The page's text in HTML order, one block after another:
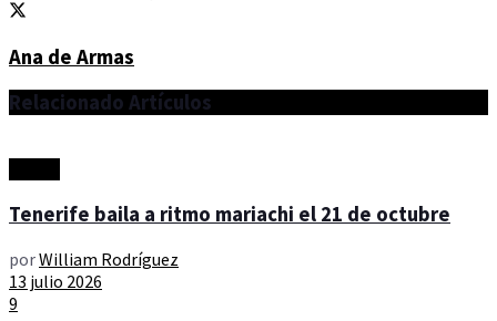
Ana de Armas
Relacionado Artículos
Tenerife baila a ritmo mariachi el 21 de octubre
porWilliam Rodríguez
13 julio 2026
9